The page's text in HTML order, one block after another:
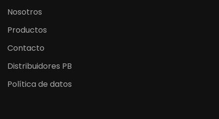
Nosotros
Productos
Contacto
Distribuidores PB
Política de datos